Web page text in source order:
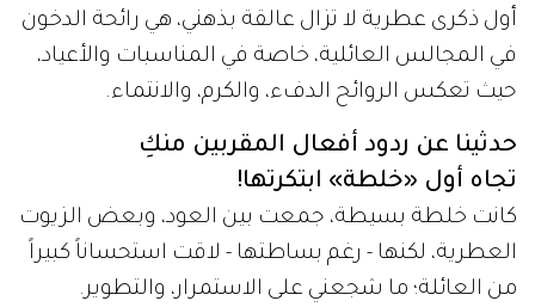
أول ذكرى عطرية لا تزال عالقة بذهني، هي رائحة الدخون
في المجالس العائلية، خاصة في المناسبات والأعياد،
حيث تعكس الروائح الدفء، والكرم، والانتماء.
حدثينا عن ردود أفعال المقربين منكِ
تجاه أول «خلطة» ابتكرتها!
كانت خلطة بسيطة، جمعت بين العود، وبعض الزيوت
العطرية، لكنها - رغم بساطتها - لاقت استحساناً كبيراً
من العائلة؛ ما شجعني على الاستمرار، والتطوير.